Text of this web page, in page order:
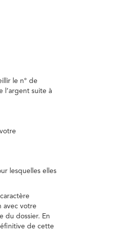
le n° de
l’argent suite à
lesquelles elles
avec votre
du dossier. En
de cette